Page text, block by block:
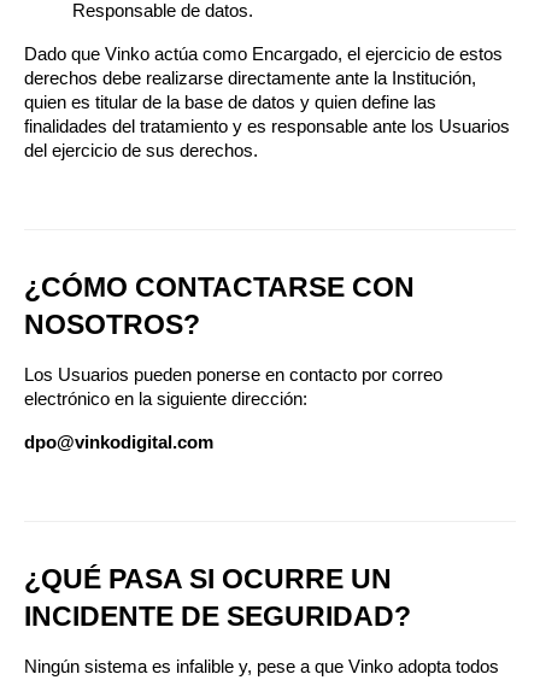
Responsable de datos.
Dado que Vinko actúa como Encargado, el ejercicio de estos
derechos debe realizarse directamente ante la Institución,
quien es titular de la base de datos y quien define las
finalidades del tratamiento y es responsable ante los Usuarios
del ejercicio de sus derechos.
¿CÓMO CONTACTARSE CON
NOSOTROS?
Los Usuarios pueden ponerse en contacto por correo
electrónico en la siguiente dirección:
dpo@vinkodigital.com
¿QUÉ PASA SI OCURRE UN
INCIDENTE DE SEGURIDAD?
Ningún sistema es infalible y, pese a que Vinko adopta todos